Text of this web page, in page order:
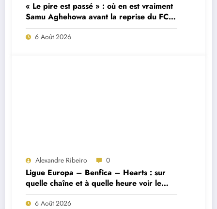
« Le pire est passé » : où en est vraiment
Samu Aghehowa avant la reprise du FC
Porto ?
6 Août 2026
Alexandre Ribeiro 0
Ligue Europa – Benfica – Hearts : sur
quelle chaîne et à quelle heure voir le
match ?
6 Août 2026